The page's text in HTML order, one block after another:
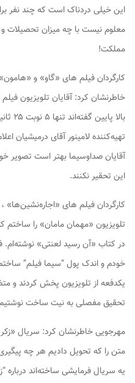
این خیلی دردناک است که چند نفر
معلوم نیست با چه میزان تحصیلات
مملکت!
کارگردان فیلم های «گاو» و
خاطرنشان کرد: آقایان تلویزیون فیلم
تهیه‌کننده لامینور آقای درمیشیان
آقایان صداوسیما بهتر است تصویر
این تحقیر نکنند.
کارگردان فیلم های «اجاره‌نشین‌ها»
تلویزیون «مهمان مامان» را ساختم
در کتاب «آن رسید لعنتی» نوشته‌ام.
خودم و اندک پول “سیما فیلم”
یکدفعه از تلویزیون پخش کردند و
تحقیق مفصلی به نیت ساخت نوشتیم
مهرجویی خاطرنشان کرد: سریال
متن را که تحویل دادیم هر چه
یه سریال فرمایشی ساخته‌اند درباره